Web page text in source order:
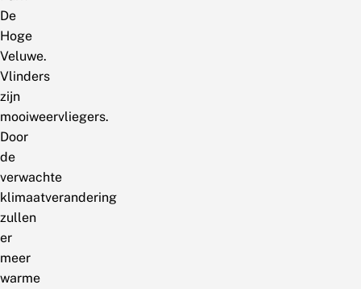
De
Hoge
Veluwe.
Vlinders
zijn
mooiweervliegers.
Door
de
verwachte
klimaatverandering
zullen
er
meer
warme